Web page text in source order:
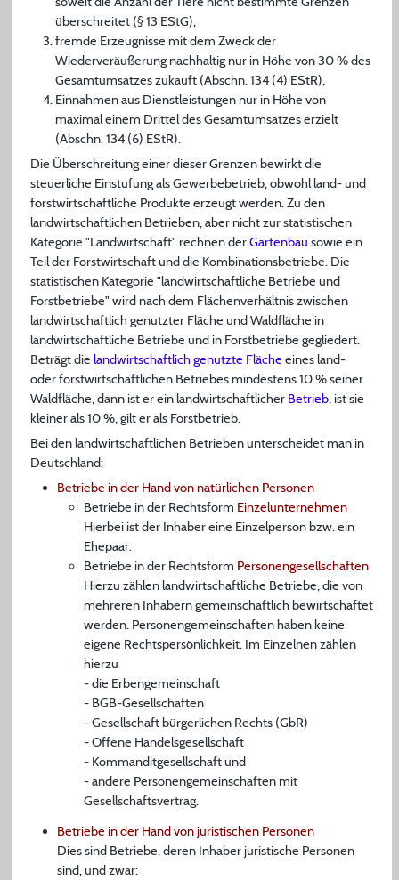
überschreitet (§ 13 EStG),
fremde Erzeugnisse mit dem Zweck der
Wiederveräußerung nachhaltig nur in Höhe von 30 % des
Gesamtumsatzes zukauft (Abschn. 134 (4) EStR),
Einnahmen aus Dienstleistungen nur in Höhe von
maximal einem Drittel des Gesamtumsatzes erzielt
(Abschn. 134 (6) EStR).
Die Überschreitung einer dieser Grenzen bewirkt die
steuerliche Einstufung als Gewerbebetrieb, obwohl land- und
forstwirtschaftliche Produkte erzeugt werden. Zu den
landwirtschaftlichen Betrieben, aber nicht zur statistischen
Kategorie "Landwirtschaft" rechnen derGartenbau sowie ein
Teil der Forstwirtschaft und die Kombinationsbetriebe. Die
statistischen Kategorie "landwirtschaftliche Betriebe und
Forstbetriebe" wird nach dem Flächenverhältnis zwischen
landwirtschaftlich genutzter Fläche und Waldfläche in
landwirtschaftliche Betriebe und in Forstbetriebe gegliedert.
Beträgt die landwirtschaftlich genutzte Fläche eines land-
oder forstwirtschaftlichen Betriebes mindestens 10 % seiner
Waldfläche, dann ist er ein landwirtschaftlicher Betrieb, ist sie
kleiner als 10 %, gilt er als Forstbetrieb.
Bei den landwirtschaftlichen Betrieben unterscheidet man in
Deutschland:
Betriebe in der Hand von natürlichen Personen
Betriebe in der Rechtsform Einzelunternehmen
Hierbei ist der Inhaber eine Einzelperson bzw. ein
Ehepaar.
Betriebe in der Rechtsform Personengesellschaften
Hierzu zählen landwirtschaftliche Betriebe, die von
mehreren Inhabern gemeinschaftlich bewirtschaftet
werden. Personengemeinschaften haben keine
eigene Rechtspersönlichkeit. Im Einzelnen zählen
hierzu
- die Erbengemeinschaft
- BGB-Gesellschaften
- Gesellschaft bürgerlichen Rechts (GbR)
- Offene Handelsgesellschaft
- Kommanditgesellschaft und
- andere Personengemeinschaften mit
Gesellschaftsvertrag.
Betriebe in der Hand von juristischen Personen
Dies sind Betriebe, deren Inhaber juristische Personen
sind, und zwar: